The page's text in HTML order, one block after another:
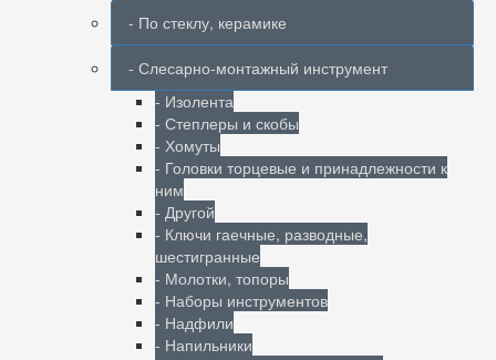
- По стеклу, керамике
- Слесарно-монтажный инструмент
- Изолента
- Степлеры и скобы
- Хомуты
- Головки торцевые и принадлежности к
ним
- Другой
- Ключи гаечные, разводные,
шестигранные
- Молотки, топоры
- Наборы инструментов
- Надфили
- Напильники